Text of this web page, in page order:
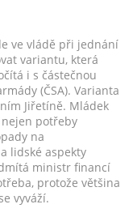
ve vládě při jednání
variantu, která
i s částečnou
(ČSA). Varianta
Jiřetíně. Mládek
potřeby
na
lidské aspekty
ministr financí
protože většina
vyváží.